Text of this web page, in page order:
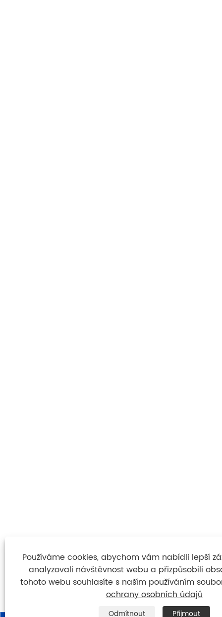
Používáme cookies, abychom vám nabídli lepší
analyzovali návštěvnost webu a přizpůsobili
tohoto webu souhlasíte s naším používáním
ochrany osobních údajů
Odmítnout Přijmout